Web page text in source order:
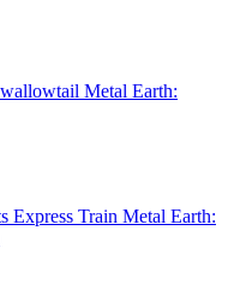
Metal Earth:
Metal Earth: